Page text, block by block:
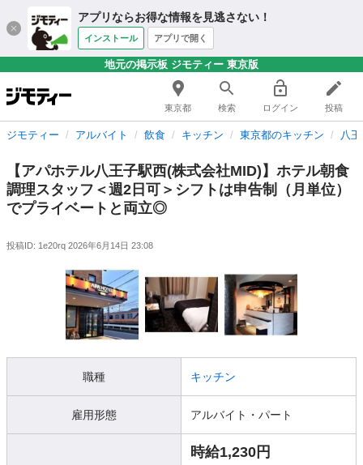
アプリならお得な情報を見逃さない！
インストール アプリで開く
地元の掲示板 ジモティー 東京版
東京都 検索 ログイン 投稿
ジモティー アルバイト 飲食 キッチン 東京都のキッチン 八
【アパホテル八王子駅西(株式会社MID)】ホテル朝食
調理スタッフ＜週2日可＞シフトは申告制（月単位）
でプライベートと両立◎
投稿ID: 1e20rq 2026年6月14日 23:08
職種 キッチン
雇用形態 アルバイト・パート
時給1,230円